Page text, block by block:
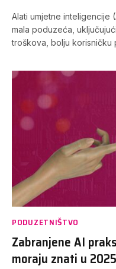
Alati umjetne inteligencije
mala poduzeća,
troškova, bolju korisničku
PODUZETNIŠTVO
Zabranjene AI
moraju znati u